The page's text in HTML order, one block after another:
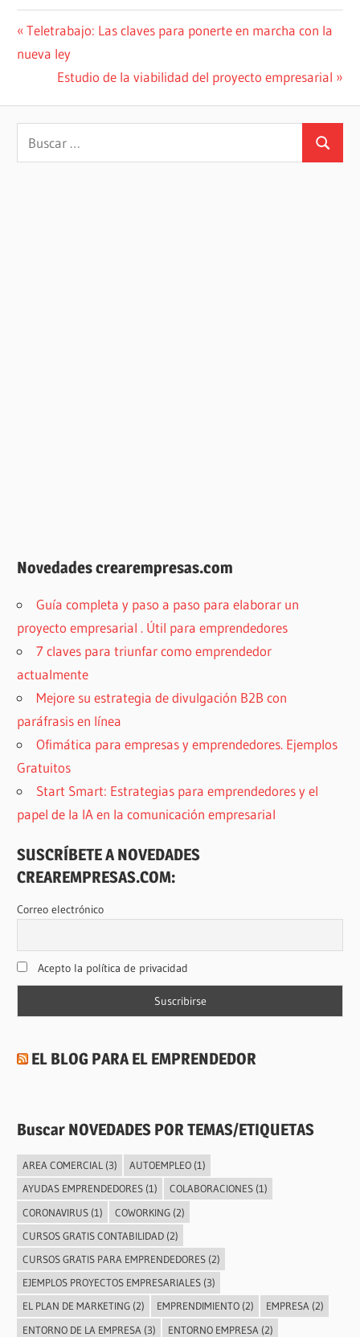
Navegación
de
Entrada
anterior:
Teletrabajo: Las claves para ponerte en marcha con la
nueva ley
Siguiente
Estudio de la viabilidad del proyecto empresarial
Buscar:
Buscar
Novedades crearempresas.com
Guía completa y paso a paso para elaborar un
proyecto empresarial . Útil para emprendedores
7 claves para triunfar como emprendedor
actualmente
Mejore su estrategia de divulgación B2B con
paráfrasis en línea
Ofimática para empresas y emprendedores. Ejemplos
Gratuitos
Start Smart: Estrategias para emprendedores y el
papel de la IA en la comunicación empresarial
SUSCRÍBETE A NOVEDADES
CREAREMPRESAS.COM:
Correo electrónico
Acepto la política de privacidad
EL BLOG PARA EL EMPRENDEDOR
Buscar NOVEDADES POR TEMAS/ETIQUETAS
AREA COMERCIAL(3) AUTOEMPLEO(1)
AYUDAS EMPRENDEDORES(1) COLABORACIONES(1)
CORONAVIRUS(1) COWORKING(2)
CURSOS GRATIS CONTABILIDAD(2)
CURSOS GRATIS PARA EMPRENDEDORES(2)
EJEMPLOS PROYECTOS EMPRESARIALES(3)
EL PLAN DE MARKETING(2) EMPRENDIMIENTO(2) EMPRESA(2)
ENTORNO DE LA EMPRESA (3) ENTORNO EMPRESA (2)